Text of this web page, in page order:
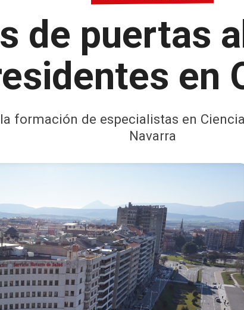
de puertas
en
formación de especialistas en
Navarra